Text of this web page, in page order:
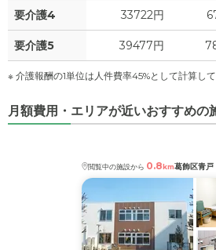
要介護4 33722円
要介護5 39477円
※ 介護報酬の1単位は人件費率45%として計算して
月額費用・エリアが近いおすすめの
閲覧中の施設から 0.8km葛飾区青戸